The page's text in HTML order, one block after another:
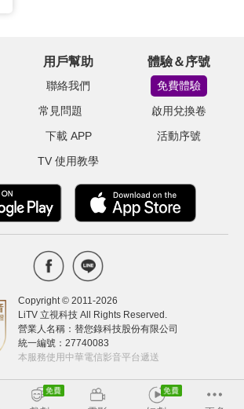
用戶幫助
聯絡我們
常見問題
下載 APP
TV 使用教學
體驗＆序號
免費體驗
啟用兌換卷
活動序號
Copyright © 2011-2026
LiTV 立視科技 All Rights Reserved.
營業人名稱：替您錄科技股份有限公司
統一編號：27740083
本服務使用中華電信影音平台遞送